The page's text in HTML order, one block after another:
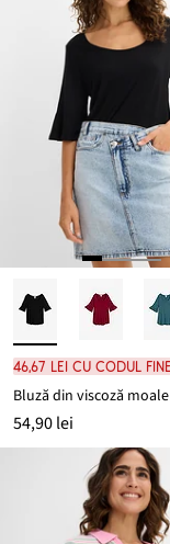
46,67 lei cu codul
Bluză din viscoză moale
54,90 lei